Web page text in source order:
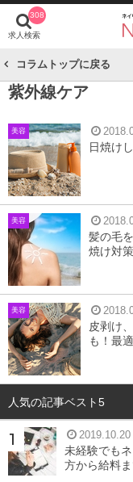
308
求人検索
コラムトップに戻る
紫外線ケア
美容
日焼け
美容
髪の毛
焼け対
美容
皮剥け
も！最
人気の記事ベスト5
2019.10.20
未経験でも
方から給料ま